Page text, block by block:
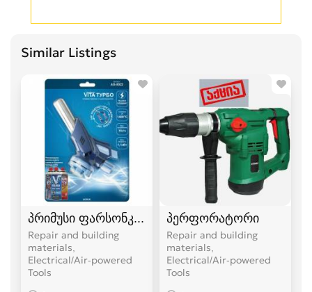
Similar Listings
პრიმუსი ფარსონკა ფუსფუსა
Repair and building
materials,
Electrical/Air-powered
Tools
პერფორატორი
Repair and building
materials,
Electrical/Air-powered
Tools